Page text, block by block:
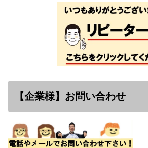
【企業様】お問い合わせ